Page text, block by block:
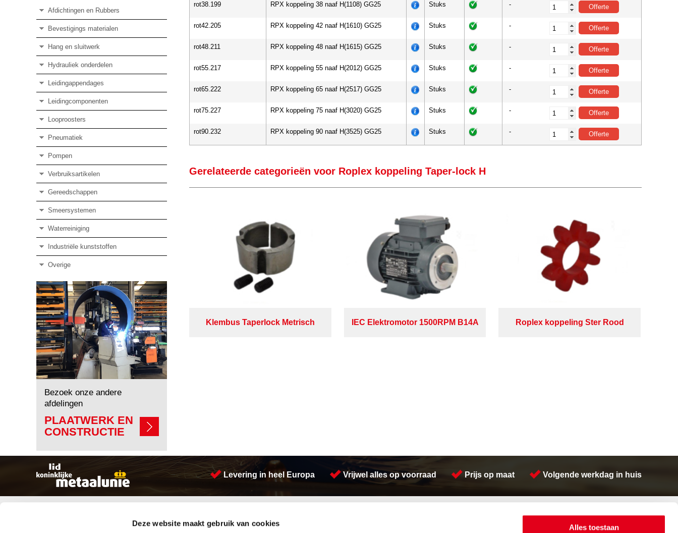
Deze website maakt gebruik van cookies Alles toestaan
Afdichtingen en Rubbers
Bevestigings materialen
Hang en sluitwerk
Hydrauliek onderdelen
Leidingappendages
Leidingcomponenten
Looproosters
Pneumatiek
Pompen
Verbruiksartikelen
Gereedschappen
Smeersystemen
Waterreiniging
Industriële kunststoffen
Overige
Bezoek onze andere
afdelingen
PLAATWERK EN
CONSTRUCTIE
rot38.199 RPX koppeling 38 naaf H(1108) GG25 Stuks -
rot42.205 RPX koppeling 42 naaf H(1610) GG25 Stuks -
rot48.211 RPX koppeling 48 naaf H(1615) GG25 Stuks -
rot55.217 RPX koppeling 55 naaf H(2012) GG25 Stuks -
rot65.222 RPX koppeling 65 naaf H(2517) GG25 Stuks -
rot75.227 RPX koppeling 75 naaf H(3020) GG25 Stuks -
rot90.232 RPX koppeling 90 naaf H(3525) GG25 Stuks -
Gerelateerde categorieën voor Roplex koppeling Taper-lock H
Klembus Taperlock Metrisch IEC Elektromotor 1500RPM B14A Roplex koppeling Ster Rood
Levering in heel Europa Vrijwel alles op voorraad Prijs op maat Volgende werkdag in huis
Aandrijftechniek
Afdichtingen en Rubbers
Meeuwsen Trade & Metal Services B.V.